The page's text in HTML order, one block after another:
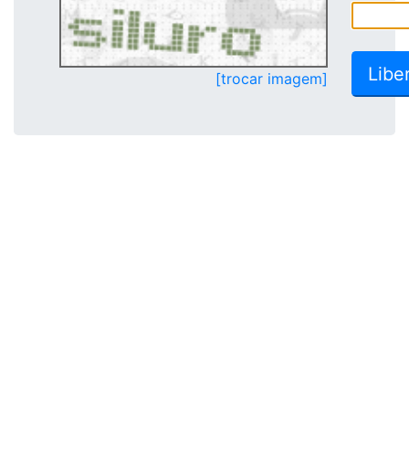
[trocar imagem]